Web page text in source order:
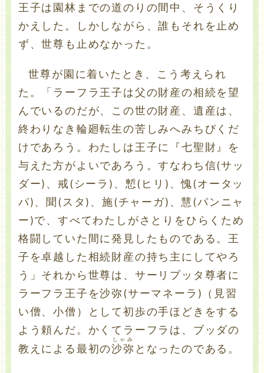
王子は園林までの道のりの間中、そうくり
かえした。しかしながら、誰もそれを止め
ず、世尊も止めなかった。
世尊が園に着いたとき、こう考えられ
た。「ラーフラ王子は父の財産の相続を望
んでいるのだが、この世の財産、遺産は、
終わりなき輪廻転生の苦しみへみちびくだ
けであろう。わたしは王子に『七聖財』を
与えた方がよいであろう。すなわち信(サッ
ダー)、戒(シーラ)、慙(ヒリ)、愧(オータッ
パ)、聞(スタ)、施(チャーガ)、慧(パンニャ
ー)で、すべてわたしがさとりをひらくため
格闘していた間に発見したものである。王
子を卓越した相続財産の持ち主にしてやろ
う」それから世尊は、サーリプッタ尊者に
ラーフラ王子を沙弥(サーマネーラ)（見習
い僧、小僧）として初歩の手ほどきをする
よう頼んだ。かくてラーフラは、ブッダの
教えによる最初の沙弥
しゃみ
となったのである。